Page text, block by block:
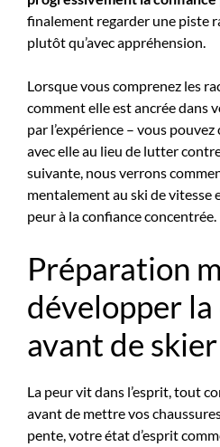
finalement regarder une piste
plutôt qu’avec appréhension.
Lorsque vous comprenez les
comment elle est ancrée dans
par l’expérience – vous
avec elle au lieu de lutter
suivante, nous verrons
mentalement au ski de vitesse
peur à la confiance concentrée.
Préparation
développer
avant de
La peur vit dans l’esprit, tout
avant de mettre vos
pente, votre état d’esprit